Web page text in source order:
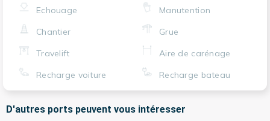
Echouage
Manutention
Chantier
Grue
Travelift
Aire de carénage
Recharge voiture
Recharge bateau
D'autres ports peuvent vous intéresser